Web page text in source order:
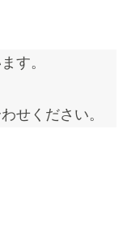
す。
せください。